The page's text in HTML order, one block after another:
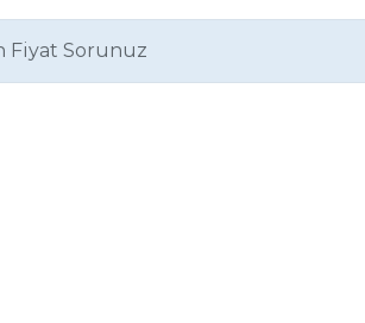
Fiyat Sorunuz